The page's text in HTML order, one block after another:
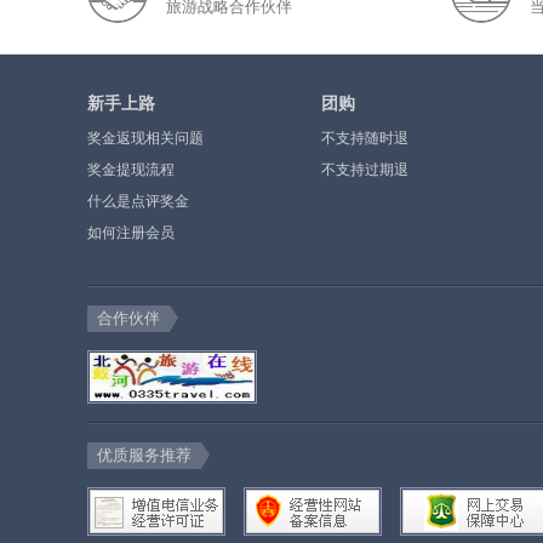
旅游战略合作伙伴
新手上路
奖金返现相关问题
奖金提现流程
什么是点评奖金
如何注册会员
团购
不支持随时退
不支持过期退
合作伙伴
优质服务推荐